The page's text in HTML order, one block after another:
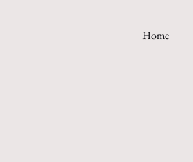
Home